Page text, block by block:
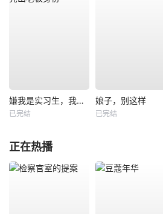
嫌我是实习生，我亮出老板身份
已完结
娘子，别这样
已完结
正在热播